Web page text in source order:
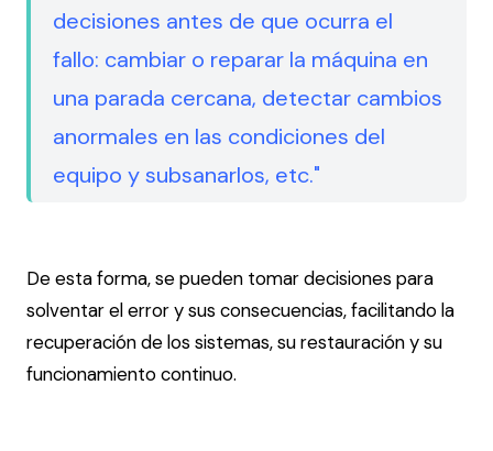
decisiones antes de que ocurra el
fallo: cambiar o reparar la máquina en
una parada cercana, detectar cambios
anormales en las condiciones del
equipo y subsanarlos, etc."
De esta forma, se pueden tomar decisiones para
solventar el error y sus consecuencias, facilitando la
recuperación de los sistemas, su restauración y su
funcionamiento continuo.